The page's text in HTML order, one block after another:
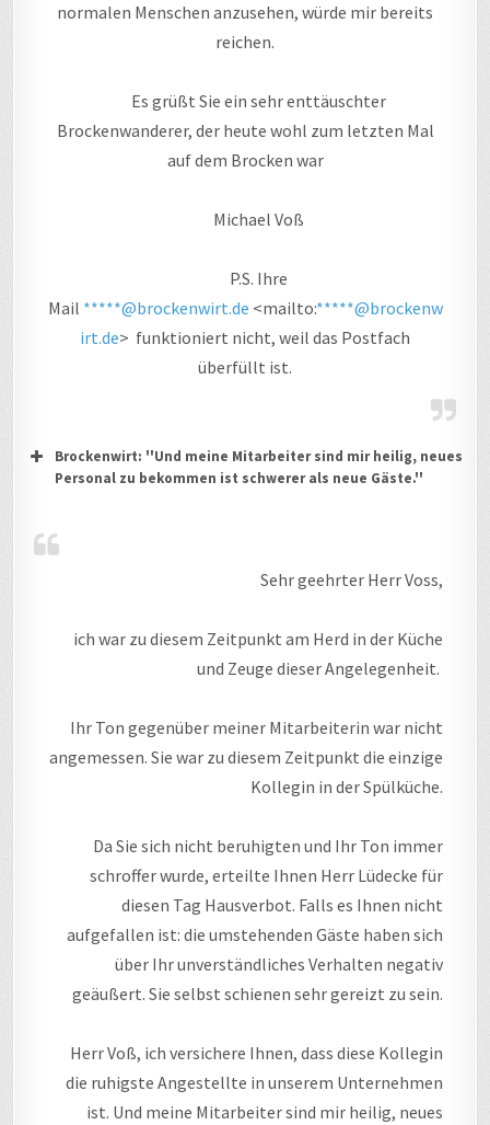
normalen Menschen anzusehen, würde mir bereits
reichen.
Es grüßt Sie ein sehr enttäuschter
Brockenwanderer, der heute wohl zum letzten Mal
auf dem Brocken war
Michael Voß
P.S. Ihre
Mail *****@brockenwirt.de <mailto:*****@brockenw
irt.de> funktioniert nicht, weil das Postfach
überfüllt ist.
Brockenwirt: ''Und meine Mitarbeiter sind mir heilig, neues
Personal zu bekommen ist schwerer als neue Gäste.''
Sehr geehrter Herr Voss,
ich war zu diesem Zeitpunkt am Herd in der Küche
und Zeuge dieser Angelegenheit.
Ihr Ton gegenüber meiner Mitarbeiterin war nicht
angemessen. Sie war zu diesem Zeitpunkt die einzige
Kollegin in der Spülküche.
Da Sie sich nicht beruhigten und Ihr Ton immer
schroffer wurde, erteilte Ihnen Herr Lüdecke für
diesen Tag Hausverbot. Falls es Ihnen nicht
aufgefallen ist: die umstehenden Gäste haben sich
über Ihr unverständliches Verhalten negativ
geäußert. Sie selbst schienen sehr gereizt zu sein.
Herr Voß, ich versichere Ihnen, dass diese Kollegin
die ruhigste Angestellte in unserem Unternehmen
ist. Und meine Mitarbeiter sind mir heilig, neues